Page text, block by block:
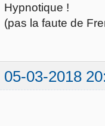
Hypnotique !
(pas la faute de
05-03-2018